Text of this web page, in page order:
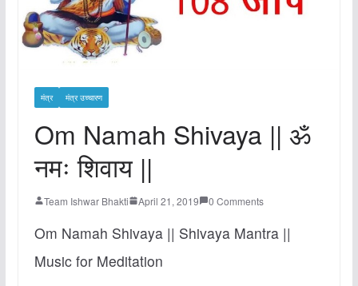
मंत्र मंत्र उच्चारण
Om Namah Shivaya || ॐ
नमः शिवाय ||
Team Ishwar Bhakti April 21, 2019 0 Comments
Om Namah Shivaya || Shivaya Mantra ||
Music for Meditation